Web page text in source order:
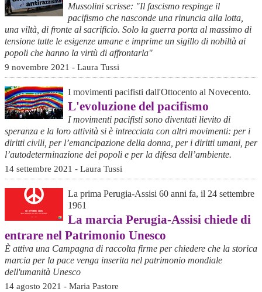
Mussolini scrisse: "Il fascismo respinge il
pacifismo che nasconde una rinuncia alla lotta,
una viltà, di fronte al sacrificio. Solo la guerra porta al massimo di
tensione tutte le esigenze umane e imprime un sigillo di nobiltà ai
popoli che hanno la virtù di affrontarla"
9 novembre 2021 - Laura Tussi
I movimenti pacifisti dall'Ottocento al Novecento.
L'evoluzione del pacifismo
I movimenti pacifisti sono diventati lievito di
speranza e la loro attività si è intrecciata con altri movimenti: per i
diritti civili, per l’emancipazione della donna, per i diritti umani, per
l’autodeterminazione dei popoli e per la difesa dell’ambiente.
14 settembre 2021 - Laura Tussi
La prima Perugia-Assisi 60 anni fa, il 24 settembre
1961
La marcia Perugia-Assisi chiede di
entrare nel Patrimonio Unesco
È attiva una Campagna di raccolta firme per chiedere che la storica
marcia per la pace venga inserita nel patrimonio mondiale
dell'umanità Unesco
14 agosto 2021 - Maria Pastore